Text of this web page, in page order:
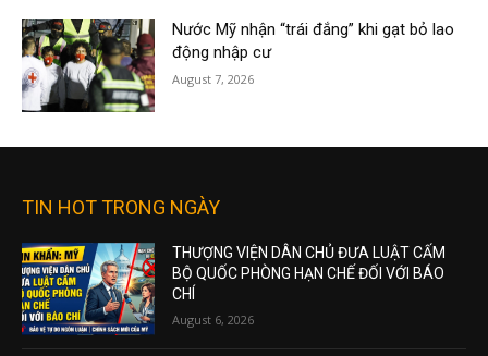
Nước Mỹ nhận “trái đắng” khi gạt bỏ lao
động nhập cư
August 7, 2026
TIN HOT TRONG NGÀY
THƯỢNG VIỆN DÂN CHỦ ĐƯA LUẬT CẤM
BỘ QUỐC PHÒNG HẠN CHẾ ĐỐI VỚI BÁO
CHÍ
August 6, 2026